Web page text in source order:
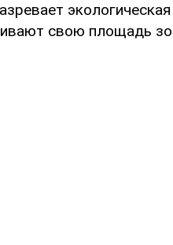
свою площадь